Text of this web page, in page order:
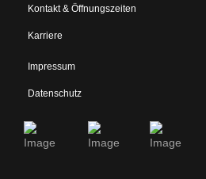
Kontakt & Öffnungszeiten
Karriere
Impressum
Datenschutz